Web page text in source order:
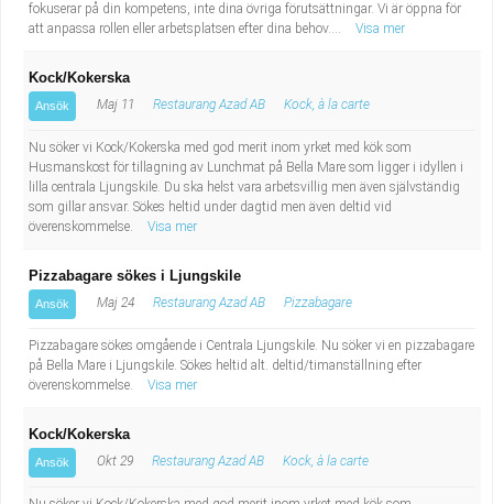
fokuserar på din kompetens, inte dina övriga förutsättningar. Vi är öppna för
att anpassa rollen eller arbetsplatsen efter dina behov....
Visa mer
Kock/Kokerska
Ansök Maj 11 Restaurang Azad AB Kock, à la carte
Nu söker vi Kock/Kokerska med god merit inom yrket med kök som
Husmanskost för tillagning av Lunchmat på Bella Mare som ligger i idyllen i
lilla centrala Ljungskile. Du ska helst vara arbetsvillig men även självständig
som gillar ansvar. Sökes heltid under dagtid men även deltid vid
överenskommelse.
Visa mer
Pizzabagare sökes i Ljungskile
Ansök Maj 24 Restaurang Azad AB Pizzabagare
Pizzabagare sökes omgående i Centrala Ljungskile. Nu söker vi en pizzabagare
på Bella Mare i Ljungskile. Sökes heltid alt. deltid/timanställning efter
överenskommelse.
Visa mer
Kock/Kokerska
Ansök Okt 29 Restaurang Azad AB Kock, à la carte